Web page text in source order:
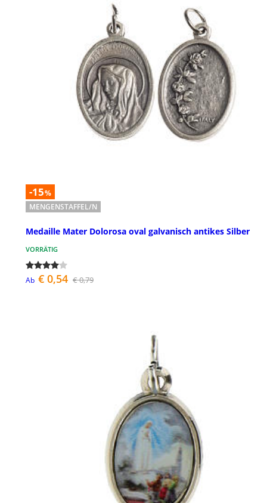
-15%
MENGENSTAFFEL/N
Medaille Mater Dolorosa oval galvanisch antikes Silber
VORRÄTIG
Ab € 0,54 € 0,79